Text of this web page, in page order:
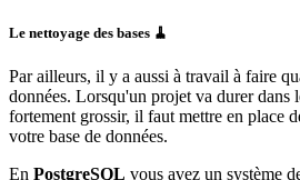
Le nettoyage des bases 🧹️
Par ailleurs, il y a aussi à travail à faire
données. Lorsqu'un projet va durer dans
fortement grossir, il faut mettre en place
votre base de données.
En PostgreSQL vous avez un système